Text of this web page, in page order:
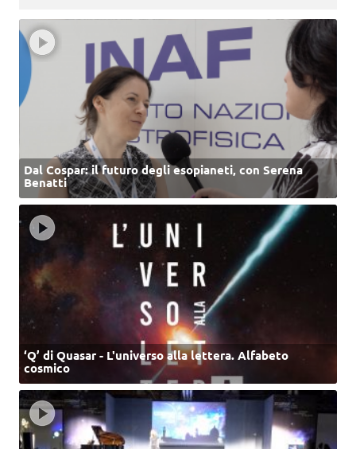
Dal Cospar: il futuro degli esopianeti, con Serena
Benatti
‘Q’ di Quasar - L'universo alla lettera. Alfabeto
cosmico